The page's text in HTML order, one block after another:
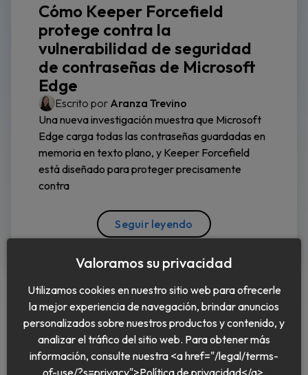
Cómo Keeper Forcefield
protege contra la
vulnerabilidad de seguridad
de contraseñas de Microsoft
Edge
Escrito por Aranza Trevino
Una nueva investigación muestra que Microsoft
Edge carga todas las contraseñas guardadas en
memoria en texto plano, y Keeper Forcefield
está diseñado para proteger precisamente
contra
Seguir leyendo
Español
Valoramos su privacidad
Utilizamos cookies en nuestro sitio web para ofrecerle
la mejor experiencia de navegación, brindar anuncios
personalizados sobre nuestros productos y contenido, y
analizar el tráfico del sitio web. Para obtener más
información, consulte nuestra <a href="/legal/terms-
of-use/?s=privacy">Política de privacidad</a>.